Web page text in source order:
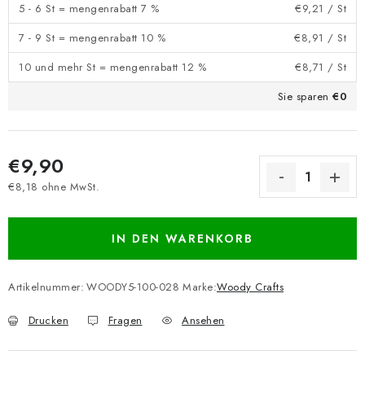
5 - 6 St = mengenrabatt 7 %
€9,21 / St
7 - 9 St = mengenrabatt 10 %
€8,91 / St
10 und mehr St = mengenrabatt 12 %
€8,71 / St
Sie sparen €0
€9,90
€8,18 ohne MwSt.
IN DEN WARENKORB
Artikelnummer: WOODY5-100-028 Marke:Woody Crafts
Drucken Fragen Ansehen